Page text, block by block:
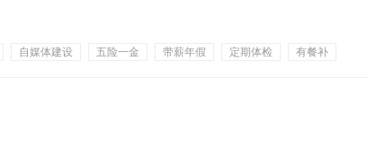
自媒体建设 五险一金 带薪年假 定期体检
有餐补